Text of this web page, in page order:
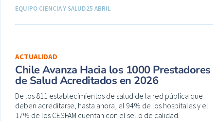
EQUIPO CIENCIA Y SALUD25 ABRIL
ACTUALIDAD
Chile Avanza Hacia los 1000 Prestadores
de Salud Acreditados en 2026
De los 811 establecimientos de salud de la red pública que
deben acreditarse, hasta ahora, el 94% de los hospitales y el
17% de los CESFAM cuentan con el sello de calidad.